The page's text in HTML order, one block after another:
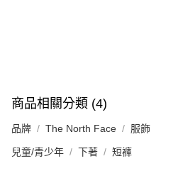
商品相關分類 (4)
品牌 The North Face 服飾
兒童/青少年 下著 短褲